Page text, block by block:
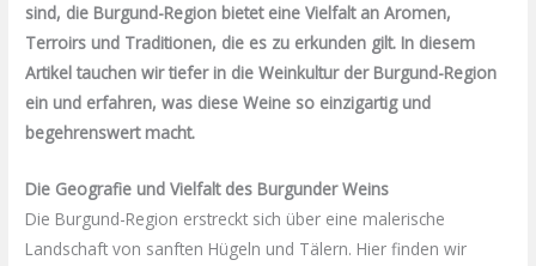
sind, die Burgund-Region bietet eine Vielfalt an Aromen,
Terroirs und Traditionen, die es zu erkunden gilt. In diesem
Artikel tauchen wir tiefer in die Weinkultur der Burgund-Region
ein und erfahren, was diese Weine so einzigartig und
begehrenswert macht.
Die Geografie und Vielfalt des Burgunder Weins
Die Burgund-Region erstreckt sich über eine malerische
Landschaft von sanften Hügeln und Tälern. Hier finden wir